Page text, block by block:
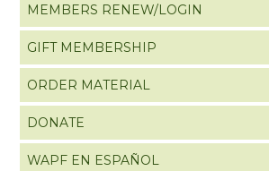
MEMBERS RENEW/LOGIN
GIFT MEMBERSHIP
ORDER MATERIAL
DONATE
WAPF EN ESPAÑOL